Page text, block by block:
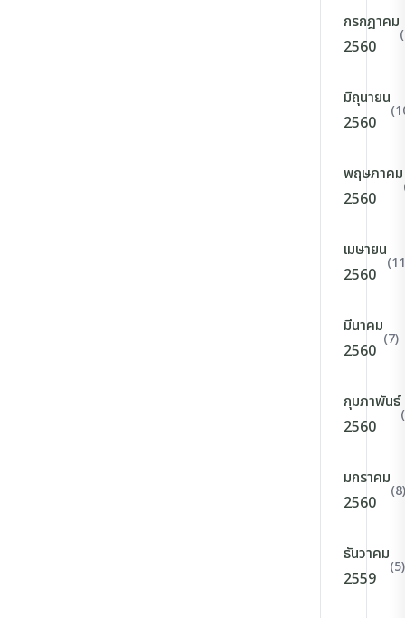
กรกฎาคม
2560
มิถุนายน
2560
พฤษภาคม
2560
เมษายน
2560
มีนาคม
2560
(7)
กุมภาพันธ์
2560
มกราคม
2560
(8)
ธันวาคม
2559
(5)